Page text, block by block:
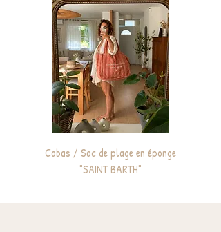
Cabas / Sac de plage en éponge
"SAINT BARTH"